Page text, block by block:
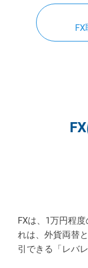
FXは、1万円程
れは、外貨両替
引できる「レバ